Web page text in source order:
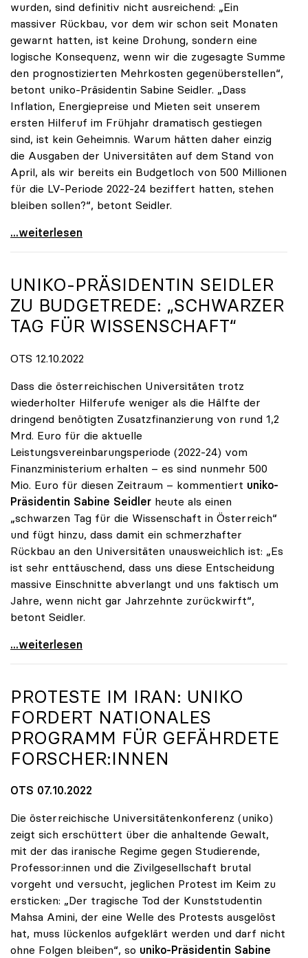
wurden, sind definitiv nicht ausreichend: „Ein
massiver Rückbau, vor dem wir schon seit Monaten
gewarnt hatten, ist keine Drohung, sondern eine
logische Konsequenz, wenn wir die zugesagte Summe
den prognostizierten Mehrkosten gegenüberstellen“,
betont uniko-Präsidentin Sabine Seidler. „Dass
Inflation, Energiepreise und Mieten seit unserem
ersten Hilferuf im Frühjahr dramatisch gestiegen
sind, ist kein Geheimnis. Warum hätten daher einzig
die Ausgaben der Universitäten auf dem Stand von
April, als wir bereits ein Budgetloch von 500 Millionen
für die LV-Periode 2022-24 beziffert hatten, stehen
bleiben sollen?“, betont Seidler.
Universitäten fordern Krisengipfel zum
...weiterlesen
UNIKO-PRÄSIDENTIN SEIDLER
ZU BUDGETREDE: „SCHWARZER
TAG FÜR WISSENSCHAFT“
OTS 12.10.2022
Dass die österreichischen Universitäten trotz
wiederholter Hilferufe weniger als die Hälfte der
dringend benötigten Zusatzfinanzierung von rund 1,2
Mrd. Euro für die aktuelle
Leistungsvereinbarungsperiode (2022-24) vom
Finanzministerium erhalten – es sind nunmehr 500
Mio. Euro für diesen Zeitraum – kommentiert uniko-
Präsidentin Sabine Seidler heute als einen
„schwarzen Tag für die Wissenschaft in Österreich“
und fügt hinzu, dass damit ein schmerzhafter
Rückbau an den Universitäten unausweichlich ist: „Es
ist sehr enttäuschend, dass uns diese Entscheidung
massive Einschnitte abverlangt und uns faktisch um
Jahre, wenn nicht gar Jahrzehnte zurückwirft“,
betont Seidler.
Uniko-Präsidentin Seidler zu Budgetrede:
...weiterlesen
PROTESTE IM IRAN: UNIKO
FORDERT NATIONALES
PROGRAMM FÜR GEFÄHRDETE
FORSCHER:INNEN
OTS 07.10.2022
Die österreichische Universitätenkonferenz (uniko)
zeigt sich erschüttert über die anhaltende Gewalt,
mit der das iranische Regime gegen Studierende,
Professor:innen und die Zivilgesellschaft brutal
vorgeht und versucht, jeglichen Protest im Keim zu
ersticken: „Der tragische Tod der Kunststudentin
Mahsa Amini, der eine Welle des Protests ausgelöst
hat, muss lückenlos aufgeklärt werden und darf nicht
ohne Folgen bleiben“, so uniko-Präsidentin Sabine